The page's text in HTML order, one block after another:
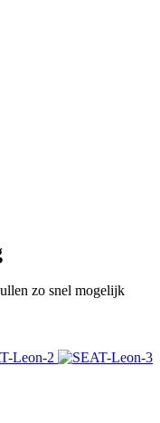
zo snel mogelijk